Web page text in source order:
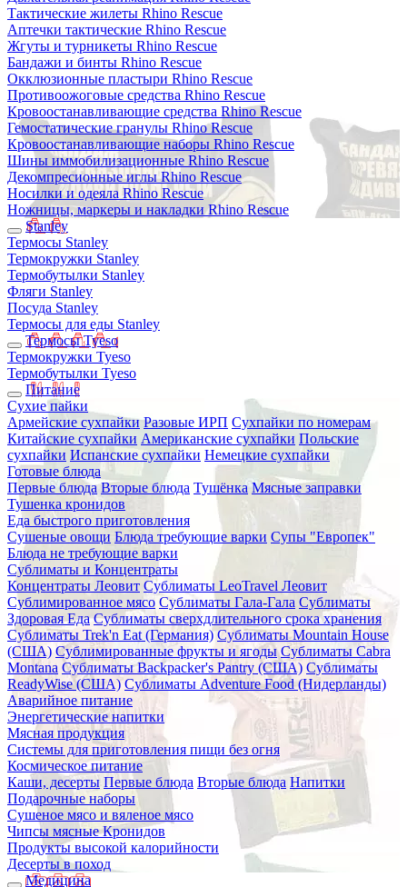
Тактические жилеты Rhino Rescue
Аптечки тактические Rhino Rescue
Жгуты и турникеты Rhino Rescue
Бандажи и бинты Rhino Rescue
Окклюзионные пластыри Rhino Rescue
Противоожоговые средства Rhino Rescue
Кровоостанавливающие средства Rhino Rescue
Гемостатические гранулы Rhino Rescue
Кровоостанавливающие наборы Rhino Rescue
Шины иммобилизационные Rhino Rescue
Декомпресионные иглы Rhino Rescue
Носилки и одеяла Rhino Rescue
Ножницы, маркеры и накладки Rhino Rescue
Stanley
Термосы Stanley
Термокружки Stanley
Термобутылки Stanley
Фляги Stanley
Посуда Stanley
Термосы для еды Stanley
Термосы Tyeso
Термокружки Tyeso
Термобутылки Tyeso
Питание
Сухие пайки
Армейские сухпайки Разовые ИРП Сухпайки по номерам
Китайские сухпайки Американские сухпайки Польские
сухпайки Испанские сухпайки Немецкие сухпайки
Готовые блюда
Первые блюда Вторые блюда Тушёнка Мясные заправки
Тушенка кронидов
Еда быстрого приготовления
Сушеные овощи Блюда требующие варки Супы "Европек"
Блюда не требующие варки
Сублиматы и Концентраты
Концентраты Леовит Сублиматы LeoTravel Леовит
Сублимированное мясо Сублиматы Гала-Гала Сублиматы
Здоровая Еда Сублиматы сверхдлительного срока хранения
Сублиматы Trek'n Eat (Германия) Сублиматы Mountain House
(США) Сублимированные фрукты и ягоды Сублиматы Cabra
Montana Сублиматы Backpacker's Pantry (США) Сублиматы
ReadyWise (США) Сублиматы Adventure Food (Нидерланды)
Аварийное питание
Энергетические напитки
Мясная продукция
Системы для приготовления пищи без огня
Космическое питание
Каши, десерты Первые блюда Вторые блюда Напитки
Подарочные наборы
Сушеное мясо и вяленое мясо
Чипсы мясные Кронидов
Продукты высокой калорийности
Десерты в поход
Медицина